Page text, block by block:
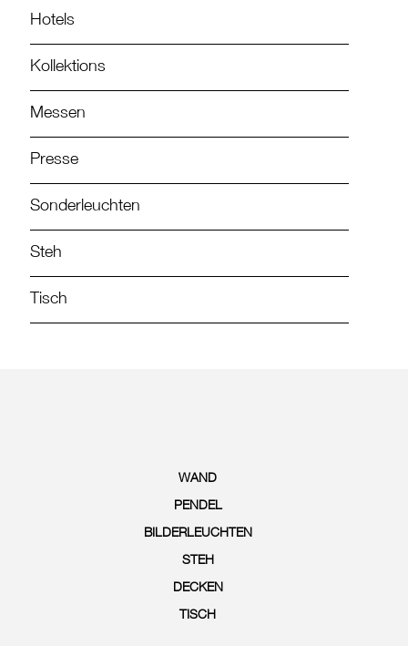
Hotels
Kollektions
Messen
Presse
Sonderleuchten
Steh
Tisch
WAND
PENDEL
BILDERLEUCHTEN
STEH
DECKEN
TISCH